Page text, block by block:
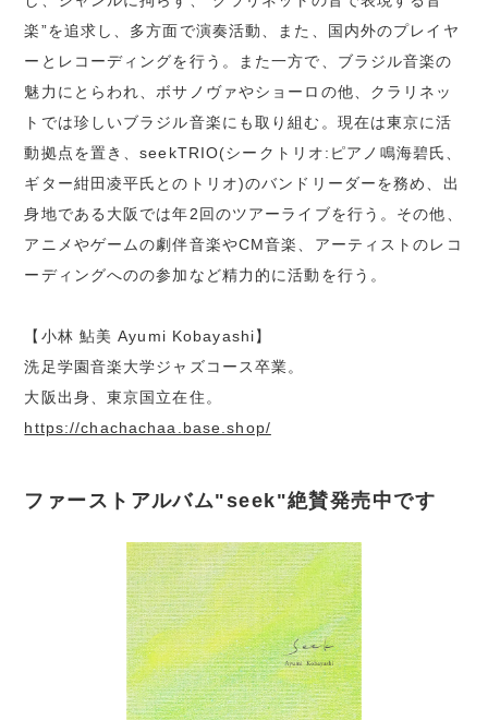
楽”を追求し、多方面で演奏活動、また、国内外のプレイヤ
ーとレコーディングを行う。また一方で、ブラジル音楽の
魅力にとらわれ、ボサノヴァやショーロの他、クラリネッ
トでは珍しいブラジル音楽にも取り組む。現在は東京に活
動拠点を置き、seekTRIO(シークトリオ:ピアノ鳴海碧氏、
ギター紺田凌平氏とのトリオ)のバンドリーダーを務め、出
身地である大阪では年2回のツアーライブを行う。その他、
アニメやゲームの劇伴音楽やCM音楽、アーティストのレコ
ーディングへのの参加など精力的に活動を行う。
【小林 鮎美 Ayumi Kobayashi】
洗足学園音楽大学ジャズコース卒業。
大阪出身、東京国立在住。
https://chachachaa.base.shop/
ファーストアルバム"seek"絶賛発売中です